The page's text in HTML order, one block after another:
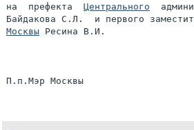
на  префекта Центрального
Байдакова С.Л.  и первого
Москвы Ресина В.И.